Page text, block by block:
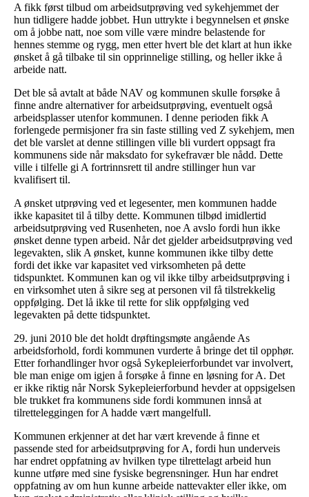
A fikk først tilbud om arbeidsutprøving ved sykehjemmet der
hun tidligere hadde jobbet. Hun uttrykte i begynnelsen et ønske
om å jobbe natt, noe som ville være mindre belastende for
hennes stemme og rygg, men etter hvert ble det klart at hun ikke
ønsket å gå tilbake til sin opprinnelige stilling, og heller ikke å
arbeide natt.
Det ble så avtalt at både NAV og kommunen skulle forsøke å
finne andre alternativer for arbeidsutprøving, eventuelt også
arbeidsplasser utenfor kommunen. I denne perioden fikk A
forlengede permisjoner fra sin faste stilling ved Z sykehjem, men
det ble varslet at denne stillingen ville bli vurdert oppsagt fra
kommunens side når maksdato for sykefravær ble nådd. Dette
ville i tilfelle gi A fortrinnsrett til andre stillinger hun var
kvalifisert til.
A ønsket utprøving ved et legesenter, men kommunen hadde
ikke kapasitet til å tilby dette. Kommunen tilbød imidlertid
arbeidsutprøving ved Rusenheten, noe A avslo fordi hun ikke
ønsket denne typen arbeid. Når det gjelder arbeidsutprøving ved
legevakten, slik A ønsket, kunne kommunen ikke tilby dette
fordi det ikke var kapasitet ved virksomheten på dette
tidspunktet. Kommunen kan og vil ikke tilby arbeidsutprøving i
en virksomhet uten å sikre seg at personen vil få tilstrekkelig
oppfølging. Det lå ikke til rette for slik oppfølging ved
legevakten på dette tidspunktet.
29. juni 2010 ble det holdt drøftingsmøte angående As
arbeidsforhold, fordi kommunen vurderte å bringe det til opphør.
Etter forhandlinger hvor også Sykepleierforbundet var involvert,
ble man enige om igjen å forsøke å finne en løsning for A. Det
er ikke riktig når Norsk Sykepleierforbund hevder at oppsigelsen
ble trukket fra kommunens side fordi kommunen innså at
tilretteleggingen for A hadde vært mangelfull.
Kommunen erkjenner at det har vært krevende å finne et
passende sted for arbeidsutprøving for A, fordi hun underveis
har endret oppfatning av hvilken type tilrettelagt arbeid hun
kunne utføre med sine fysiske begrensninger. Hun har endret
oppfatning av om hun kunne arbeide nattevakter eller ikke, om